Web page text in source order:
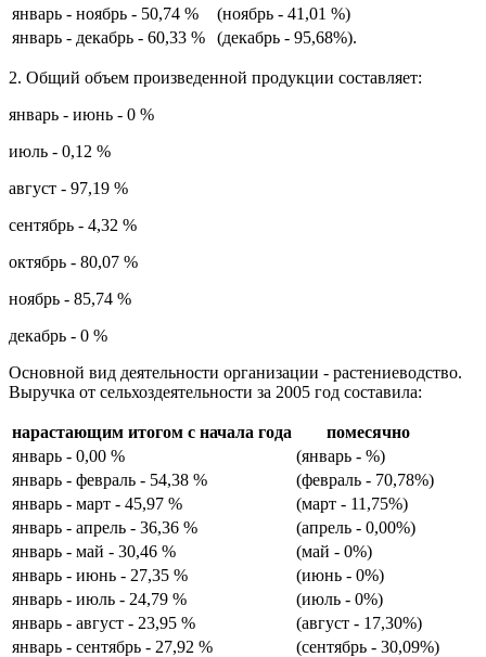
январь - ноябрь - 50,74 %
(ноябрь - 41,01 %)
январь - декабрь - 60,33 %
(декабрь - 95,68%).
2. Общий объем произведенной продукции составляет:
январь - июнь - 0 %
июль - 0,12 %
август - 97,19 %
сентябрь - 4,32 %
октябрь - 80,07 %
ноябрь - 85,74 %
декабрь - 0 %
Основной вид деятельности организации - растениеводство.
Выручка от сельхоздеятельности за 2005 год составила:
нарастающим итогом с начала года
помесячно
январь - 0,00 %
(январь - %)
январь - февраль - 54,38 %
(февраль - 70,78%)
январь - март - 45,97 %
(март - 11,75%)
январь - апрель - 36,36 %
(апрель - 0,00%)
январь - май - 30,46 %
(май - 0%)
январь - июнь - 27,35 %
(июнь - 0%)
январь - июль - 24,79 %
(июль - 0%)
январь - август - 23,95 %
(август - 17,30%)
январь - сентябрь - 27,92 %
(сентябрь - 30,09%)